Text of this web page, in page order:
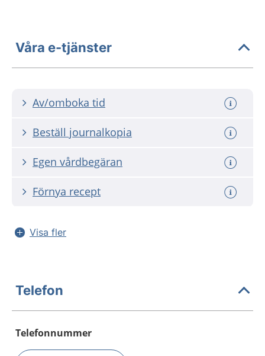
Våra e-tjänster
Av/omboka tid
Beställ journalkopia
Egen vårdbegäran
Förnya recept
Visa fler
Telefon
Telefonnummer